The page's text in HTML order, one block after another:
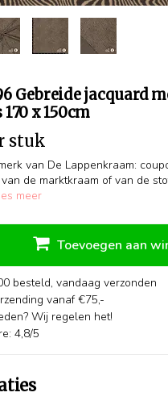
Gebreide jacquard
x 150cm
stuk
van De Lappenkraam:
de marktkraam of van de
meer
Toevoegen aan
besteld, vandaag verzonden
vanaf €75,-
Wij regelen het!
4,8/5